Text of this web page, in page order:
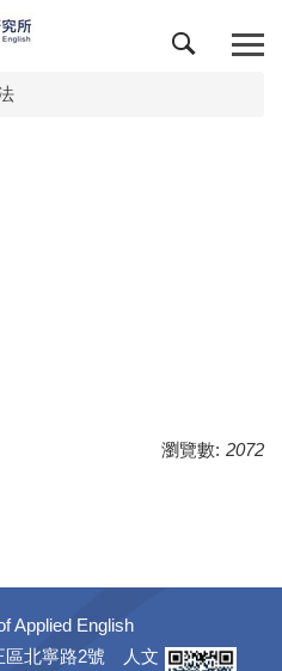
瀏覽數: 2072
English
北寧路2號 人文